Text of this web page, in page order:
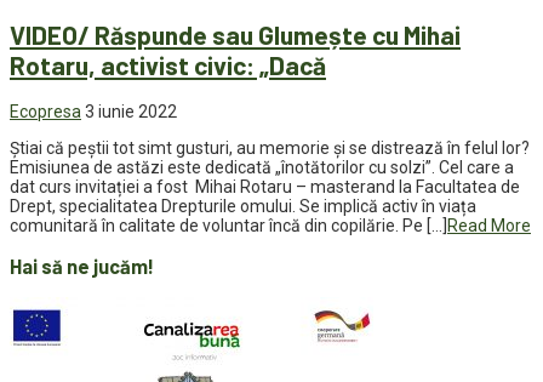
VIDEO/ Răspunde sau Glumește cu Mihai
Rotaru, activist civic: „Dacă
Ecopresa 3 iunie 2022
Știai că peștii tot simt gusturi, au memorie și se distrează în felul lor?
Emisiunea de astăzi este dedicată „înotătorilor cu solzi”. Cel care a
dat curs invitației a fost Mihai Rotaru – masterand la Facultatea de
Drept, specialitatea Drepturile omului. Se implică activ în viața
comunitară în calitate de voluntar încă din copilărie. Pe […]
Read More
Hai să ne jucăm!